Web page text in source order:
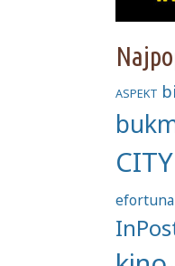
ASPEKT
CITY
efortuna